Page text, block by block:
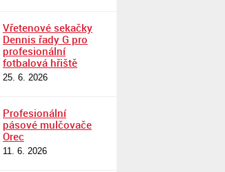
Vřetenové sekačky
Dennis řady G pro
profesionální
fotbalová hřiště
25. 6. 2026
Profesionální
pásové mulčovače
Orec
11. 6. 2026